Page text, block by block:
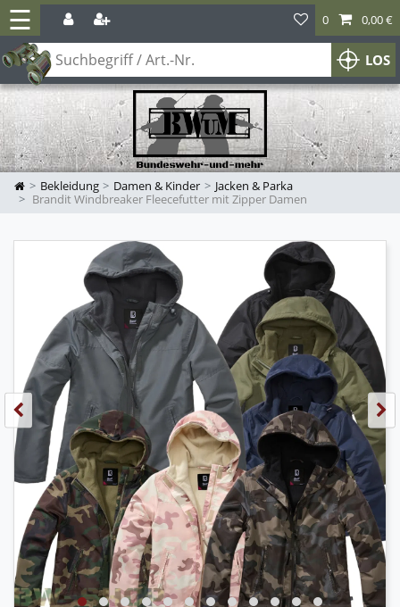
☰
LOS
0 0,00 €
Bekleidung Damen & Kinder
Jacken & Parka
Brandit Windbreaker Fleecefutter mit Zipper Damen